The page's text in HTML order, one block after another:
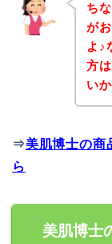
ち
が
よ♪
方
い
⇒美肌博士の商
ら
美肌博士